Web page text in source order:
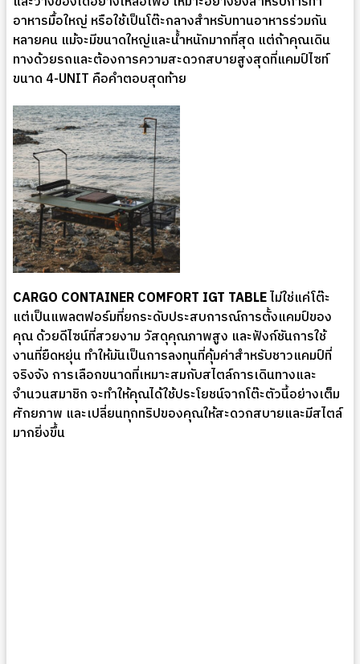
อาหารมื้อใหญ่ หรือใช้เป็นโต๊ะกลางสำหรับทานอาหารร่วมกัน
หลายคน แม้จะมีขนาดใหญ่และน้ำหนักมากที่สุด แต่ถ้าคุณเดิน
ทางด้วยรถและต้องการความสะดวกสบายสูงสุดที่แคมป์ไซท์
ขนาด 4-UNIT คือคำตอบสุดท้าย
CARGO CONTAINER COMFORT IGT TABLEไม่ใช่แค่โต๊ะ
แต่เป็นแพลตฟอร์มที่ยกระดับประสบการณ์การตั้งแคมป์ของ
คุณ ด้วยดีไซน์ที่สวยงาม วัสดุคุณภาพสูง และฟังก์ชันการใช้
งานที่ยืดหยุ่น ทำให้มันเป็นการลงทุนที่คุ้มค่าสำหรับชาวแคมป์ที่
จริงจัง การเลือกขนาดที่เหมาะสมกับสไตล์การเดินทางและ
จำนวนสมาชิก จะทำให้คุณได้ใช้ประโยชน์จากโต๊ะตัวนี้อย่างเต็ม
ศักยภาพ และเปลี่ยนทุกทริปของคุณให้สะดวกสบายและมีสไตล์
มากยิ่งขึ้น